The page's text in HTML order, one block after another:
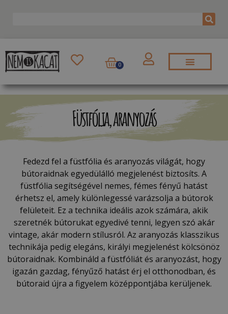
0
Füstfólia, aranyozás
Fedezd fel a füstfólia és aranyozás világát, hogy
bútoraidnak egyedülálló megjelenést biztosíts. A
füstfólia segítségével nemes, fémes fényű hatást
érhetsz el, amely különlegessé varázsolja a bútorok
felületeit. Ez a technika ideális azok számára, akik
szeretnék bútorukat egyedivé tenni, legyen szó akár
vintage, akár modern stílusról. Az aranyozás klasszikus
technikája pedig elegáns, királyi megjelenést kölcsönöz
bútoraidnak. Kombináld a füstfóliát és aranyozást, hogy
igazán gazdag, fényűző hatást érj el otthonodban, és
bútoraid újra a figyelem középpontjába kerüljenek.